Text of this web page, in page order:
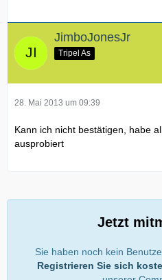
JimboJonesJr
Tripel As
28. Mai 2013 um 09:39
Kann ich nicht bestätigen, habe
ausprobiert
Jetzt
Sie haben noch kein
Registrieren Sie sich